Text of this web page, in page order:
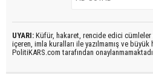
UYARI: Küfür, hakaret, rencide edici cümleler
içeren, imla kuralları ile yazılmamış ve büyük
PolitiKARS.com tarafından